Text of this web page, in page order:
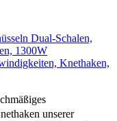
Dual-Schalen,
1300W
Knethaken,
unserer